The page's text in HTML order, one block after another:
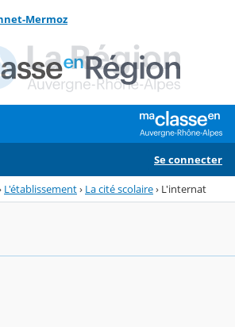
Mermoz
Se connecter
L'établissement› La cité scolaire› L'internat